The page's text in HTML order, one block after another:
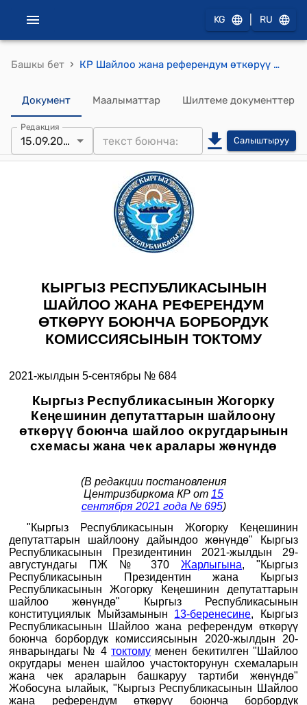
KG RU
Башкы бет › КР Шайлоо жана референдум өткөрүү боюнча Борбордук комиссиясынын2021-жылдын 5-сентябрындагы № 684 "Кыргыз Республикасынын Жогорку Кеңешинин депутаттарын шайлоону өткөрүү боюнча шайлоо округдарынын схемасы жана чек аралары жөнүндө" токтому
Документ Маалыматтар Шилтеме документтер
Редакция
15.09.2021 Салыштыруу